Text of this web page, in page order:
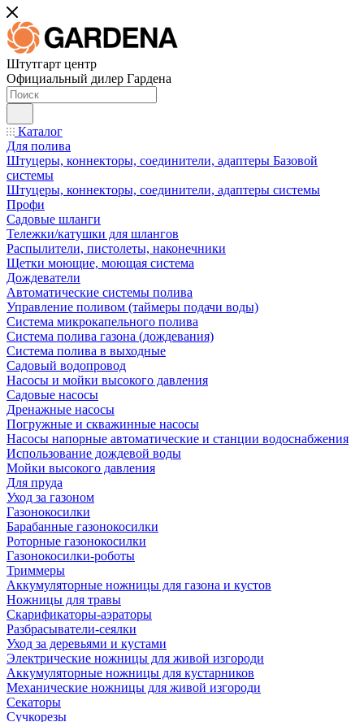
Штутгарт центр
Официальный дилер Гардена
Каталог
Для полива
Штуцеры, коннекторы, соединители, адаптеры Базовой
системы
Штуцеры, коннекторы, соединители, адаптеры системы
Профи
Садовые шланги
Тележки/катушки для шлангов
Распылители, пистолеты, наконечники
Щетки моющие, моющая система
Дождеватели
Автоматические системы полива
Управление поливом (таймеры подачи воды)
Система микрокапельного полива
Система полива газона (дождевания)
Система полива в выходные
Садовый водопровод
Насосы и мойки высокого давления
Садовые насосы
Дренажные насосы
Погружные и скважинные насосы
Насосы напорные автоматические и станции водоснабжения
Использование дождевой воды
Мойки высокого давления
Для пруда
Уход за газоном
Газонокосилки
Барабанные газонокосилки
Роторные газонокосилки
Газонокосилки-роботы
Триммеры
Аккумуляторные ножницы для газона и кустов
Ножницы для травы
Скарификаторы-аэраторы
Разбрасыватели-сеялки
Уход за деревьями и кустами
Электрические ножницы для живой изгороди
Аккумуляторные ножницы для кустарников
Механические ножницы для живой изгороди
Секаторы
Сучкорезы